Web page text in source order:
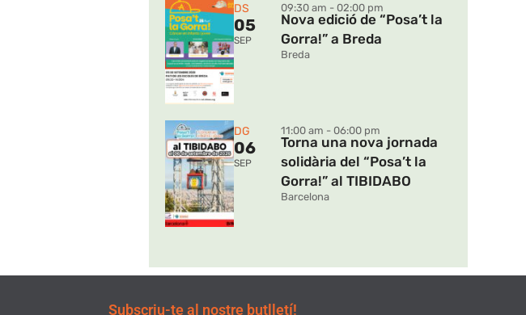
DS
05
SEP
09:30 am - 02:00 pm
Nova edició de “Posa’t la
Gorra!” a Breda
Breda
DG
06
SEP
11:00 am - 06:00 pm
Torna una nova jornada
solidària del “Posa’t la
Gorra!” al TIBIDABO
Barcelona
Subscriu-te al nostre butlletí!